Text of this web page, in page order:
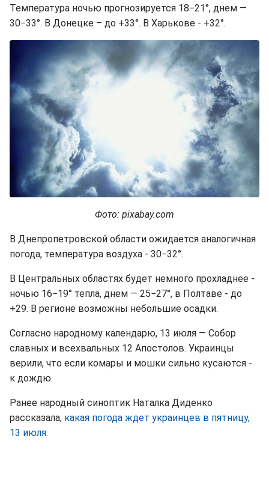
Температура ночью прогнозируется 18−21°, днем —
30−33°. В Донецке – до +33°. В Харькове - +32°.
Фото: pixabay.com
В Днепропетровской области ожидается аналогичная
погода, температура воздуха - 30−32°.
В Центральных областях будет немного прохладнее -
ночью 16−19° тепла, днем — 25−27°, в Полтаве - до
+29. В регионе возможны небольшие осадки.
Согласно народному календарю, 13 июля — Собор
славных и всехвальных 12 Апостолов. Украинцы
верили, что если комары и мошки сильно кусаются -
к дождю.
Ранее народный синоптик Наталка Диденко
рассказала, какая погода ждет украинцев в пятницу,
13 июля.